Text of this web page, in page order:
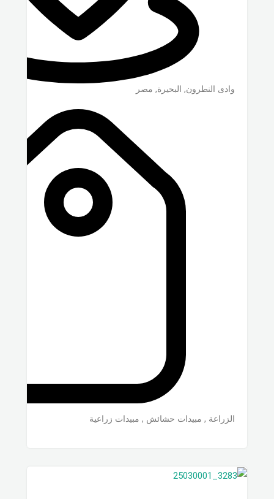
وادى النطرون, البحيرة, مصر
الزراعة , مبيدات حشائش , مبيدات زراعية